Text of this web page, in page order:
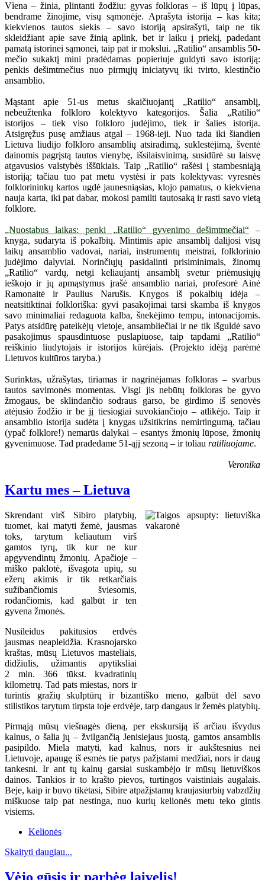
Vìena – žinia, plintanti žodžiu: gyvas folkloras – iš lūpų į lūpas,
bendrame žinojime, visų sąmonėje. Aprašyta istorija – kas kita;
kiekvienos tautos siekis – savo istoriją apsirašyti, taip ne tik
skleidžiant apie save žinią aplink, bet ir laiku į priekį, padedant
pamatą istorinei sąmonei, taip pat ir mokslui. „Ratilio“ ansamblis 50-
mečio sukaktį mini pradėdamas popieriuje guldyti savo istoriją:
penkis dešimtmečius nuo pirmųjų iniciatyvų iki tvirto, klestinčio
ansamblio.
Mąstant apie 51-us metus skaičiuojantį „Ratilio“ ansamblį,
nebeužtenka folkloro kolektyvo kategorijos. Šalia „Ratilio“
istorijos – tiek viso folkloro judėjimo, tiek ir šalies istorija.
Atsigręžus pusę amžiaus atgal – 1968-ieji. Nuo tada iki šiandien
Lietuva liudijo folkloro ansamblių atsiradimą, suklestėjimą, šventė
dainomis pagrįstą tautos vienybę, išsilaisvinimą, susidūrė su laisvę
atgavusios valstybės iššūkiais. Taip „Ratilio“ rašėsi į stambesniąją
istoriją; tačiau tuo pat metu vystėsi ir pats kolektyvas: vyresnės
folklorininkų kartos ugdė jaunesniąsias, klojo pamatus, o kiekviena
nauja karta, iki pat dabar, mokosi pamilti tautosaką ir rasti savo vietą
folklore.
„Nuostabus laikas: penki „Ratilio“ gyvenimo dešimtmečiai“–
knyga, sudaryta iš pokalbių. Mintimis apie ansamblį dalijosi visų
laikų ansamblio vadovai, nariai, instrumentų meistrai, folklorinio
judėjimo dalyviai. Norinčiųjų pasidalinti prisiminimais, žinomų
„Ratilio“ vardų, netgi keliaujantį ansamblį svetur priėmusiųjų
ieškojo ir jų apmąstymus įrašė ansamblio nariai, profesorė Ainė
Ramonaitė ir Paulius Narušis. Knygos iš pokalbių idėja –
neatsitiktinai folkloriška: gyvi pasakojimai tarsi skamba iš knygos
savo minimaliai redaguota kalba, šnekėjimo tempu, intonacijomis.
Patys atsidūrę pateikėjų vietoje, ansambliečiai ir ne tik išguldė savo
pasakojimus spausdintuose puslapiuose, taip tapdami „Ratilio“
reiškinio liudytojais ir istorijos kūrėjais. (Projekto idėją parėmė
Lietuvos kultūros taryba.)
Surinktas, užrašytas, tiriamas ir nagrinėjamas folkloras – svarbus
tautos savimonės momentas. Visgi jis nebūtų folkloras be gyvo
žmogaus, be sklindančio sodraus garso, be girdimo iš senovės
atėjusio žodžio ir be jį tiesiogiai suvokiančiojo – atlikėjo. Taip ir
ansamblio istorija sudėta į knygas užsitikrins nemirtingumą, tačiau
(ypač folklore!) nemarūs dalykai – esantys žmonių lūpose, žmonių
gyvenimuose. Tad pradedame 51-ąjį sezoną – ir toliau ratiliuojame.
Veronika
Kartu mes – Lietuva
Skrendant virš Sibiro platybių,
tuomet, kai matyti žemė, jausmas
toks, tarytum keliautum virš
gamtos tyrų, tik kur ne kur
apgyvendintų žmonių. Apačioje –
miško paklotė, išvagota upių, su
ežerų akimis ir tik retkarčiais
sužibančiomis šviesomis,
rodančiomis, kad galbūt ir ten
gyvena žmonės.
Nusileidus pakitusios erdvės
jausmas neapleidžia. Krasnojarsko
kraštas, mūsų Lietuvos masteliais,
didžiulis, užimantis apytiksliai
2 mln. 366 tūkst. kvadratinių
kilometrų. Tad pats miestas, nors ir
turintis gražių skulptūrų ir bizantiško meno, galbūt dėl savo
stilistikos tarytum tirpsta toje erdvėje, tarp dangaus ir žemės platybių.
Pirmąją mūsų viešnagės dieną, per ekskursiją iš arčiau išvydus
kalnus, o šalia jų – žvilgančią Jenisiejaus juostą, gamtos ansamblis
pasipildo. Miela matyti, kad kalnus, nors ir aukštesnius nei
Lietuvoje, apaugę iš esmės tie patys pažįstami medžiai, nors ir daug
tankesni. Ir ant tų kalnų garsiai suskambėjo ir mūsų lietuviškos
dainos. Tankios ir to krašto pievos, turtingos vaistiniais augalais.
Beje, kaip ir buvo tikėtasi, Sibire atpažįstamų kraujasiurbių vabzdžių
miškuose taip pat nestinga, nuo kurių kelionės metu teko gintis
visiems.
Kelionės
Skaityti daugiau...